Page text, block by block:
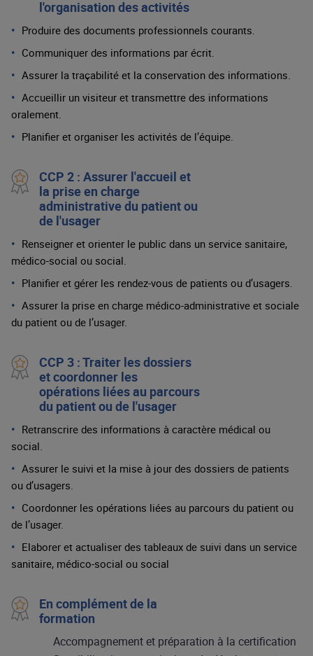
l'organisation des activités
Produire des documents professionnels courants.
Communiquer des informations par écrit.
Assurer la traçabilité et la conservation des informations.
Accueillir un visiteur et transmettre des informations
oralement.
Planifier et organiser les activités de l’équipe.
CCP 2 : Assurer l'accueil et
la prise en charge
administrative du patient ou
de l'usager
Renseigner et orienter le public dans un service sanitaire,
médico-social ou social.
Planifier et gérer les rendez-vous de patients ou d’usagers.
Assurer la prise en charge médico-administrative et sociale
du patient ou de l’usager.
CCP 3 : Traiter les dossiers
et coordonner les
opérations liées au parcours
du patient ou de l'usager
Retranscrire des informations à caractère médical ou
social.
Assurer le suivi et la mise à jour des dossiers de patients
ou d’usagers.
Coordonner les opérations liées au parcours du patient ou
de l’usager.
Elaborer et actualiser des tableaux de suivi dans un service
sanitaire, médico-social ou social
En complément de la
formation
Accompagnement et préparation à la certification